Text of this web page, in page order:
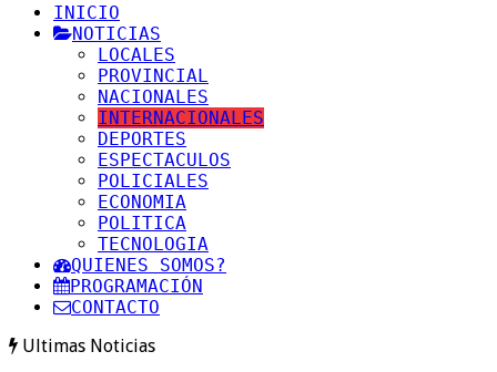
INICIO
NOTICIAS
LOCALES
PROVINCIAL
NACIONALES
INTERNACIONALES
DEPORTES
ESPECTACULOS
POLICIALES
ECONOMIA
POLITICA
TECNOLOGIA
QUIENES SOMOS?
PROGRAMACIÓN
CONTACTO
Ultimas Noticias